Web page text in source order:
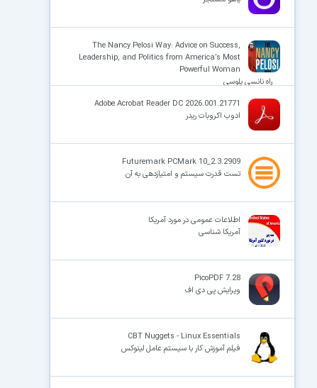
The Nancy Pelosi Way: Advice on Success,
Leadership, and Politics from America’s Most
Powerful Woman
راه نانسی پلوسی
Adobe Acrobat Reader DC 2026.001.21771
ادوب اکروبات ریدر
Futuremark PCMark 10_2.3.2909
تست قدرت سیستم و امتیازدهی به آن
اطلاعات عمومی در مورد آمریکا
آمریکا شناسی
PicoPDF 7.28
ویرایش پی دی اف
CBT Nuggets - Linux Essentials
فیلم آموزش کار با سیستم عامل لینوکس